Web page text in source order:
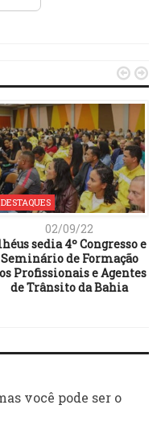
DESTAQUES
02/09/22
sedia 4º Congresso e
Seminário de Formação
Profissionais e Agentes
de Trânsito da Bahia
 
você pode ser o